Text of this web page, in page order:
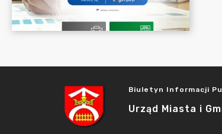
Biuletyn Informacji
Urząd Miasta i